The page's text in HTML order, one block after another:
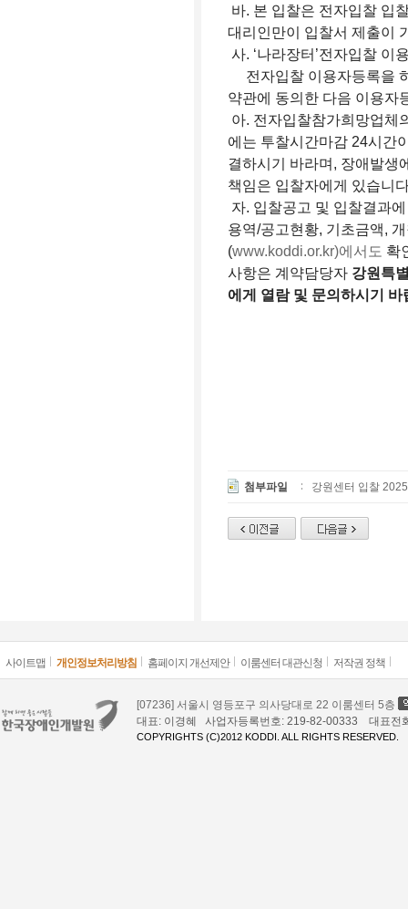
바. 본 입찰은 전자입찰 입
대리인만이 입찰서 제출이
사. ‘나라장터’전자입찰 이
전자입찰 이용자등록을
약관에 동의한 다음 이용자
아. 전자입찰참가희망업체
에는 투찰시간마감 24시간
결하시기 바라며, 장애발생
책임은 입찰자에게 있습니
자. 입찰공고 및 입찰결과
용역/공고현황, 기초금액,
(www.koddi.or.kr)에서도 확
사항은 계약담당자 강원특
에게 열람 및 문의하시기 바
첨부파일 강원센터 입찰
사이트맵 개인정보처리방침 홈페이지 개선제안 이룸센터 대관신청 저작권 정책
[07236] 서울시 영등포구 의사당대로 22 이룸센터 5층
대표: 이경혜 사업자등록번호: 219-82-00333 대표
COPYRIGHTS (C)2012 KODDI. ALL RIGHTS RESERVED.